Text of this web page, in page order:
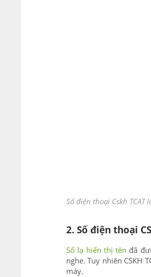
Số điện thoại Cskh TCAT
2. Số điện thoại
Số lạ hiển thị tên đã
nghe. Tuy nhiên CSKH
máy.